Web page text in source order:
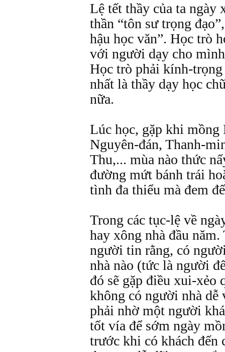
Lệ tết thầy của ta
thần “tôn sư trọng
hậu học văn”. Học trò
với người dạy cho
Học trò phải kính-
nhất là thầy dạy học
nữa.
Lúc học, gặp khi mồng
Nguyên-đán, Thanh-
Thu,... mùa nào thức
đường mứt bánh trái
tình đa thiểu mà đem
Trong các tục-lệ về
hay xông nhà đầu
người tin rằng, có
nhà nào (tức là người
đó sẽ gặp điều xui-xẻo
không có người nhà
phải nhờ một người
tốt vía để sớm ngày
trước khi có khách đến